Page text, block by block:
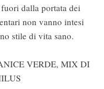
dalla portata dei
non vanno intesi
stile di vita sano.
VERDE, MIX DI